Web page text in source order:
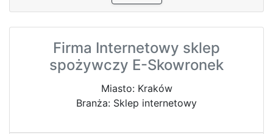
Firma Internetowy sklep
spożywczy E-Skowronek
Miasto: Kraków
Branża: Sklep internetowy